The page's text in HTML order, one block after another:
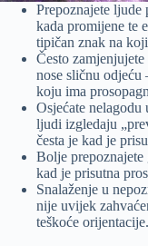
Prepoznajete
kada promijene te
tipičan znak na
Često
nose sličnu odjeću
koju ima
Osjećate
ljudi izgledaju
česta je kad je
Bolje prepoznajete
kad je prisutna
Snalaženje u
nije uvijek
teškoće orijentacije.